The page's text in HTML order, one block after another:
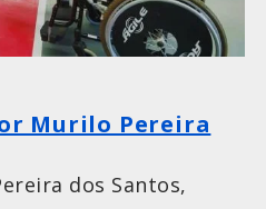
Murilo Pereira
dos Santos,